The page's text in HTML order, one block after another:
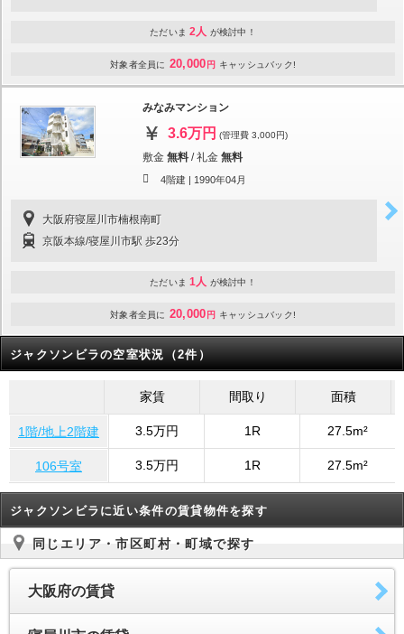
ただいま 2人 が検討中！
対象者全員に 20,000 円 キャッシュバック!
みなみマンション
3.6万円 (管理費 3,000円)
敷金 無料 /礼金 無料
4階建 | 1990年04月
大阪府寝屋川市楠根南町
京阪本線/寝屋川市駅 歩23分
ただいま 1人 が検討中！
対象者全員に 20,000 円 キャッシュバック!
ジャクソンビラの空室状況（2件）
家賃 間取り 面積
1階/地上2階建 3.5万円 1R 27.5m²
106号室 3.5万円 1R 27.5m²
ジャクソンビラに近い条件の賃貸物件を探す
同じエリア・市区町村・町域で探す
大阪府の賃貸